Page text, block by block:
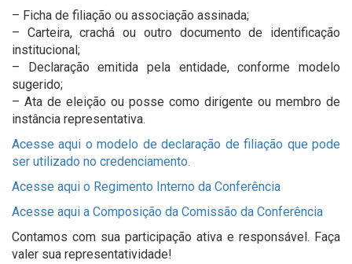
– Ficha de filiação ou associação assinada;
– Carteira, crachá ou outro documento de identificação
institucional;
– Declaração emitida pela entidade, conforme modelo
sugerido;
– Ata de eleição ou posse como dirigente ou membro de
instância representativa.
Acesse aqui o modelo de declaração de filiação que pode
ser utilizado no credenciamento.
Acesse aqui o Regimento Interno da Conferência
Acesse aqui a Composição da Comissão da Conferência
Contamos com sua participação ativa e responsável. Faça
valer sua representatividade!